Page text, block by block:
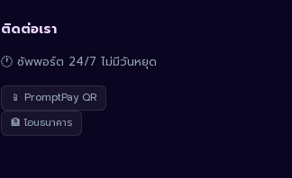
ติดต่อเรา
🕐 ซัพพอร์ต 24/7 ไม่มีวันหยุด
📱 PromptPay QR
🏦 โอนธนาคาร